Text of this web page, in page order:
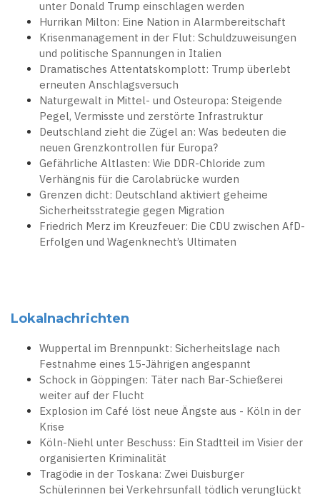
unter Donald Trump einschlagen werden
Hurrikan Milton: Eine Nation in Alarmbereitschaft
Krisenmanagement in der Flut: Schuldzuweisungen
und politische Spannungen in Italien
Dramatisches Attentatskomplott: Trump überlebt
erneuten Anschlagsversuch
Naturgewalt in Mittel- und Osteuropa: Steigende
Pegel, Vermisste und zerstörte Infrastruktur
Deutschland zieht die Zügel an: Was bedeuten die
neuen Grenzkontrollen für Europa?
Gefährliche Altlasten: Wie DDR-Chloride zum
Verhängnis für die Carolabrücke wurden
Grenzen dicht: Deutschland aktiviert geheime
Sicherheitsstrategie gegen Migration
Friedrich Merz im Kreuzfeuer: Die CDU zwischen AfD-
Erfolgen und Wagenknecht’s Ultimaten
Lokalnachrichten
Wuppertal im Brennpunkt: Sicherheitslage nach
Festnahme eines 15-Jährigen angespannt
Schock in Göppingen: Täter nach Bar-Schießerei
weiter auf der Flucht
Explosion im Café löst neue Ängste aus - Köln in der
Krise
Köln-Niehl unter Beschuss: Ein Stadtteil im Visier der
organisierten Kriminalität
Tragödie in der Toskana: Zwei Duisburger
Schülerinnen bei Verkehrsunfall tödlich verunglückt